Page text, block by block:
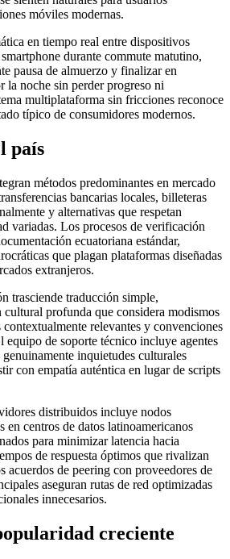
móviles modernas.
en tiempo real entre dispositivos
durante commute matutino,
pausa de almuerzo y finalizar en
la noche sin perder progreso ni
multiplataforma sin fricciones reconoce
típico de consumidores modernos.
país
métodos predominantes en mercado
bancarias locales, billeteras
y alternativas que respetan
variadas. Los procesos de verificación
ecuatoriana estándar,
que plagan plataformas diseñadas
extranjeros.
trasciende traducción simple,
profunda que considera modismos
contextualmente relevantes y convenciones
equipo de soporte técnico incluye agentes
inquietudes culturales
con empatía auténtica en lugar de scripts
distribuidos incluye nodos
en centros de datos latinoamericanos
para minimizar latencia hacia
de respuesta óptimos que rivalizan
acuerdos de peering con proveedores de
aseguran rutas de red optimizadas
innecesarios.
creciente